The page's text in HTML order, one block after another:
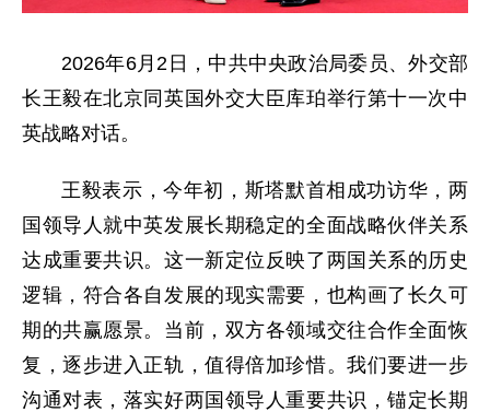
2026年6月2日，中共中央政治局委员、外交部
长王毅在北京同英国外交大臣库珀举行第十一次中
英战略对话。
王毅表示，今年初，斯塔默首相成功访华，两
国领导人就中英发展长期稳定的全面战略伙伴关系
达成重要共识。这一新定位反映了两国关系的历史
逻辑，符合各自发展的现实需要，也构画了长久可
期的共赢愿景。当前，双方各领域交往合作全面恢
复，逐步进入正轨，值得倍加珍惜。我们要进一步
沟通对表，落实好两国领导人重要共识，锚定长期